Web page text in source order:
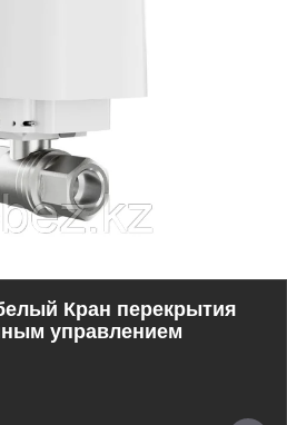
Кран перекрытия
управлением